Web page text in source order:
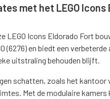
met het LEGO Icons
LEGO Icons Eldorado Fort
(6276) en biedt een
uitstraling behouden blijft.
schatten, zoals het kantoor
Met de modulaire kamers